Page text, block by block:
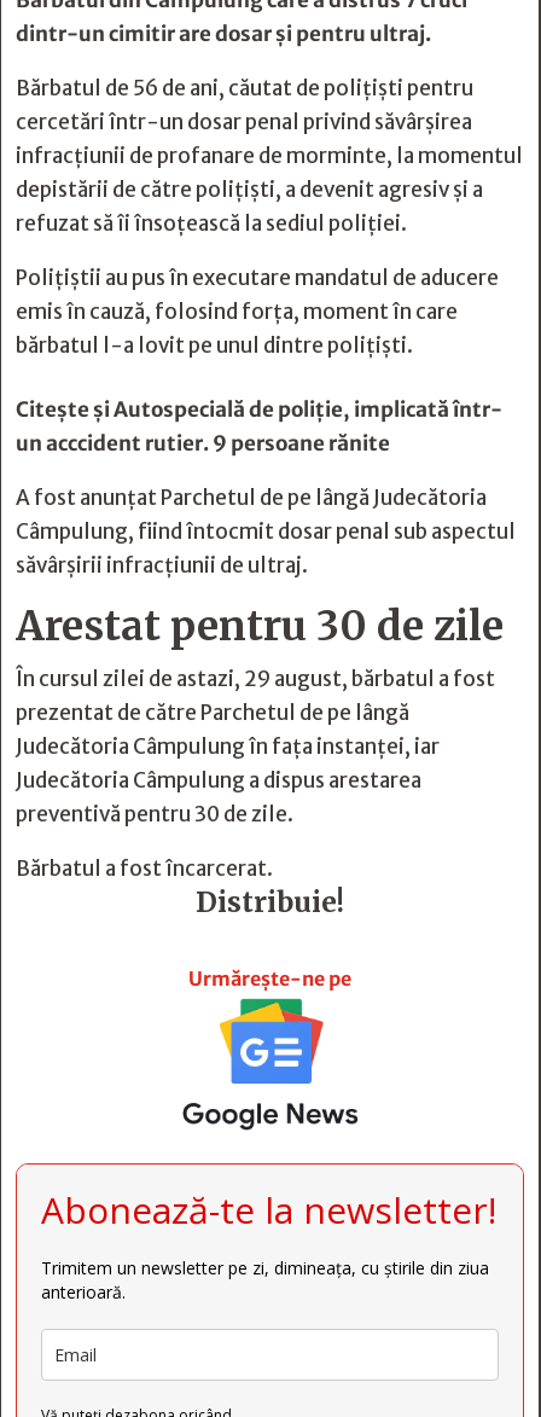
dintr-un cimitir are dosar și pentru ultraj.
Bărbatul de 56 de ani, căutat de polițiști pentru
cercetări într-un dosar penal privind săvârșirea
infracțiunii de profanare de morminte, la momentul
depistării de către polițiști, a devenit agresiv și a
refuzat să îi însoțească la sediul poliției.
Polițiștii au pus în executare mandatul de aducere
emis în cauză, folosind forța, moment în care
bărbatul l-a lovit pe unul dintre polițiști.
Citește șiAutospecială de poliție, implicată într-
un acccident rutier. 9 persoane rănite
A fost anunțat Parchetul de pe lângă Judecătoria
Câmpulung, fiind întocmit dosar penal sub aspectul
săvârșirii infracțiunii de ultraj.
Arestat pentru 30 de zile
În cursul zilei de astazi, 29 august, bărbatul a fost
prezentat de către Parchetul de pe lângă
Judecătoria Câmpulung în fața instanței, iar
Judecătoria Câmpulung a dispus arestarea
preventivă pentru 30 de zile.
Bărbatul a fost încarcerat.
Distribuie!
Urmărește-ne pe
Abonează-te la newsletter!
Trimitem un newsletter pe zi, dimineața, cu știrile din ziua
anterioară.